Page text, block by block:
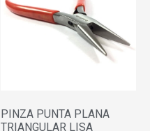
PINZA PUNTA PLANA
TRIANGULAR LISA